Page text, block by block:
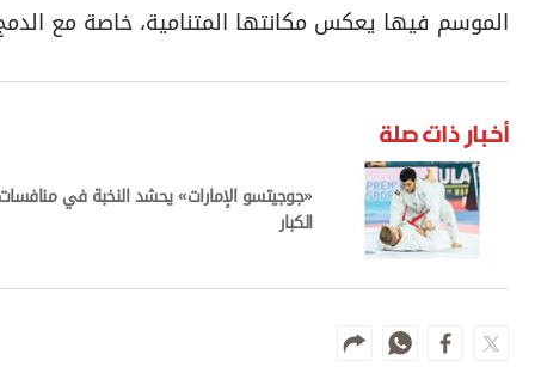
الموسم فيها يعكس مكانتها المتنامية، خاصة مع
أخبار ذات صلة
«جوجيتسو الإمارات» يحشد النخبة في
الكبار